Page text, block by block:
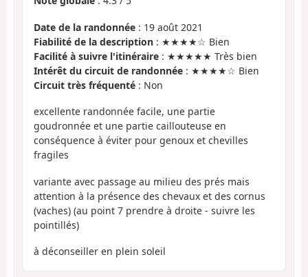
Date de la randonnée : 19 août 2021
Fiabilité de la description : ★★★★☆ Bien
Facilité à suivre l'itinéraire : ★★★★★ Très bien
Intérêt du circuit de randonnée : ★★★★☆ Bien
Circuit très fréquenté : Non
excellente randonnée facile, une partie
goudronnée et une partie caillouteuse en
conséquence à éviter pour genoux et chevilles
fragiles
variante avec passage au milieu des prés mais
attention à la présence des chevaux et des cornus
(vaches) (au point 7 prendre à droite - suivre les
pointillés)
à déconseiller en plein soleil